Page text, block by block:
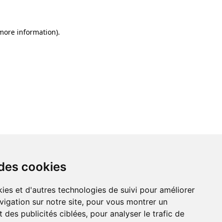
cookies
et d'autres technologies de suivi pour améliorer
sur notre site, pour vous montrer un
des publicités ciblées, pour analyser le trafic de
information).